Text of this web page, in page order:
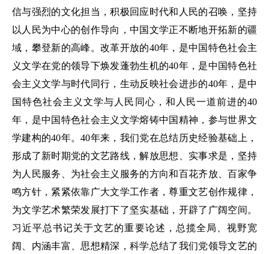
信与强烈的文化担当，积极回应时代和人民的召唤，坚持
以人民为中心的创作导向，中国文学正不断地开拓新的疆
域，攀登新的高峰。改革开放的40年，是中国特色社会主
义文学在党的领导下焕发蓬勃生机的40年，是中国特色社
会主义文学与时代同行，生动反映社会进步的40年，是中
国特色社会主义文学与人民同心，和人民一道前进的40
年，是中国特色社会主义文学熔铸中国精神，参与世界文
学建构的40年。40年来，我们党在总结历史经验基础上，
形成了新时期党的文艺路线，解放思想、实事求是，坚持
为人民服务、为社会主义服务的方向和百花齐放、百家争
鸣方针，紧紧依靠广大文学工作者，尊重文艺创作规律，
为文学艺术繁荣发展打下了坚实基础，开辟了广阔空间。
习近平总书记关于文艺的重要论述，总揽全局、视野宽
阔、内涵丰富、思想精深，科学总结了我们党领导文艺的